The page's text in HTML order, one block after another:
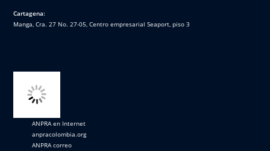
Cartagena:
Manga, Cra. 27 No. 27-05, Centro empresarial Seaport, piso 3
ANPRA en Internet
anpracolombia.org
ANPRA correo